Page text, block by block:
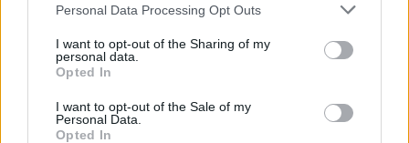
Personal Data Processing Opt Outs
I want to opt-out of the Sharing of my
personal data.
Opted In
I want to opt-out of the Sale of my
Personal Data.
Opted In